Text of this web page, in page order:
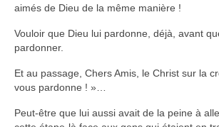
aimés de Dieu de la même manière !
Vouloir que Dieu lui pardonne, déjà, avant
pardonner.
Et au passage, Chers Amis, le Christ sur la
vous pardonne ! »…
Peut-être que lui aussi avait de la peine à